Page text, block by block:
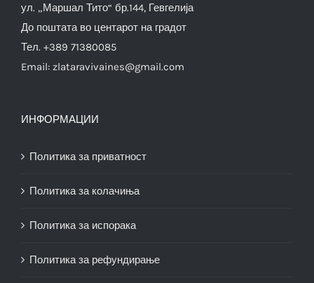
ул. „Маршал Тито“ бр.144, Гевгелија
До поштата во центарот на градот
Тел. +389 71380085
Email: zlataravivaines@gmail.com
ИНФОРМАЦИИ
Политика за приватност
Политика за колачиња
Политика за испорака
Политика за рефундирање